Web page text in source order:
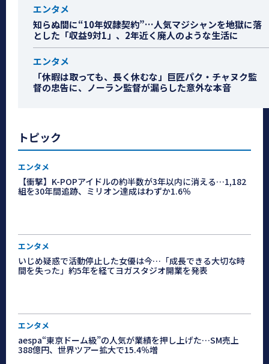
エンタメ
知らぬ間に“10年奴隷契約”…人気マジシャンを地獄に落
とした「収益9対1」、2年近く廃人のような生活に
エンタメ
「休暇は取っても、長く休むな」巨匠パク・チャヌク監
督の忠告に、ノーラン監督が漏らした意外な本音
トピック
エンタメ
【衝撃】K-POPアイドルの約半数が3年以内に消える…1,182
組を30年間追跡、ミリオン達成はわずか1.6％
エンタメ
いじめ疑惑で活動停止した女優は今…「成長できる大切な時
間を失った」約5年を経てヨガスタジオ開業を発表
エンタメ
aespa“東京ドーム級”の人気が業績を押し上げた…SM売上
388億円、世界ツアー拡大で15.4％増